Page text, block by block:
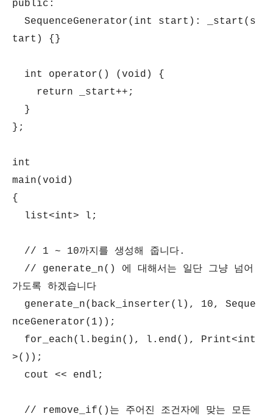
public:
SequenceGenerator(int start): _start(s
tart) {}
int operator() (void) {
return _start++;
}
};
int
main(void)
{
list<int> l;
// 1 ~ 10까지를 생성해 줍니다.
// generate_n() 에 대해서는 일단 그냥 넘어
가도록 하겠습니다
generate_n(back_inserter(l), 10, Seque
nceGenerator(1));
for_each(l.begin(), l.end(), Print<int
>());
cout << endl;
// remove_if()는 주어진 조건자에 맞는 모든